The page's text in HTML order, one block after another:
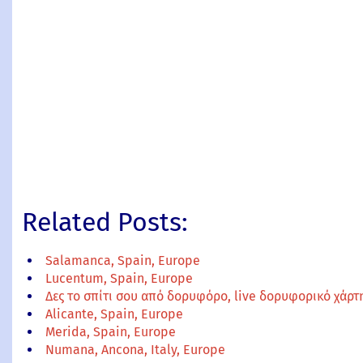
Related Posts:
Salamanca, Spain, Europe
Lucentum, Spain, Europe
Δες το σπίτι σου από δορυφόρο, live δορυφορικό
Alicante, Spain, Europe
Merida, Spain, Europe
Numana, Ancona, Italy, Europe